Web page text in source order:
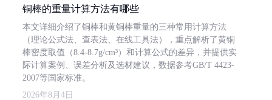
铜棒的重量计算方法有哪些
本文详细介绍了铜棒和黄铜棒重量的三种常用计算方法
（理论公式法、查表法、在线工具法），重点解析了黄铜
棒密度取值（8.4-8.7g/cm³）和计算公式的差异，并提供实
际计算案例、误差分析及选材建议，数据参考GB/T 4423-
2007等国家标准。
2026年8月4日